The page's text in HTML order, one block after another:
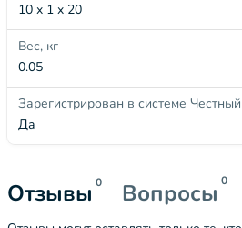
10 x 1 x 20
Вес, кг
0.05
Зарегистрирован в системе
Да
Отзывы 0 Вопросы 0